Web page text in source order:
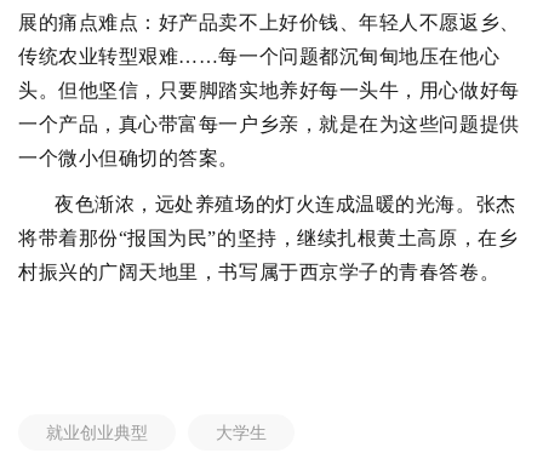
展的痛点难点：好产品卖不上好价钱、年轻人不愿返乡、
传统农业转型艰难……每一个问题都沉甸甸地压在他心
头。但他坚信，只要脚踏实地养好每一头牛，用心做好每
一个产品，真心带富每一户乡亲，就是在为这些问题提供
一个微小但确切的答案。
夜色渐浓，远处养殖场的灯火连成温暖的光海。张杰
将带着那份“报国为民”的坚持，继续扎根黄土高原，在乡
村振兴的广阔天地里，书写属于西京学子的青春答卷。
就业创业典型 大学生